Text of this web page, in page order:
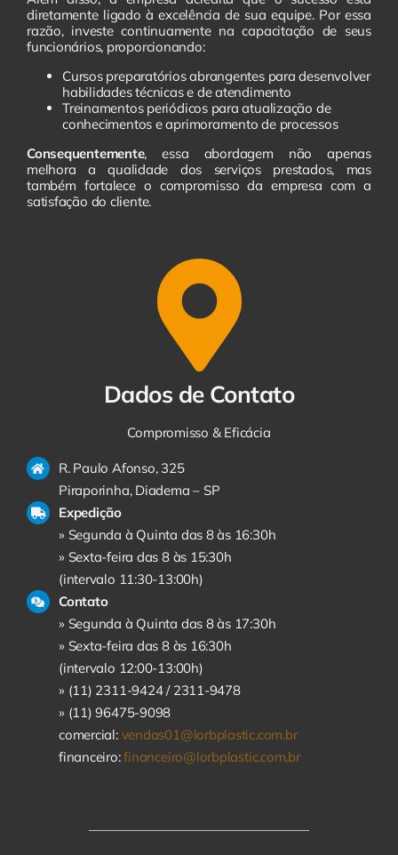
diretamente ligado à excelência de sua equipe. Por essa
razão, investe continuamente na capacitação de seus
funcionários, proporcionando:
Cursos preparatórios abrangentes para desenvolver
habilidades técnicas e de atendimento
Treinamentos periódicos para atualização de
conhecimentos e aprimoramento de processos
Consequentemente, essa abordagem não apenas
melhora a qualidade dos serviços prestados, mas
também fortalece o compromisso da empresa com a
satisfação do cliente.
Dados de Contato
Compromisso & Eficácia
R. Paulo Afonso, 325
Piraporinha, Diadema – SP
Expedição
» Segunda à Quinta das 8 às 16:30h
» Sexta-feira das 8 às 15:30h
(intervalo 11:30-13:00h)
Contato
» Segunda à Quinta das 8 às 17:30h
» Sexta-feira das 8 às 16:30h
(intervalo 12:00-13:00h)
» (11) 2311-9424 / 2311-9478
» (11) 96475-9098
comercial: vendas01@lorbplastic.com.br
financeiro:financeiro@lorbplastic.com.br